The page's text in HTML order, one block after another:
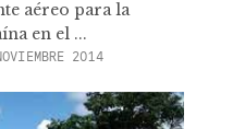
aéreo para la
en el ...
2014